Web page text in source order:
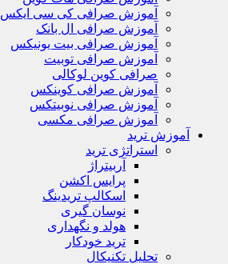
آموزش صرافی کی سی ایکس
آموزش صرافی ال بانک
آموزش صرافی بیت یونیکس
آموزش صرافی توبیت
صرافی کوین لوکالی
آموزش صرافی کوینکس
آموزش صرافی نوبیتکس
آموزش صرافی مکسی
آموزش ترید
استراتژی‌ ترید
آربیتراژ
پرایس اکشن
اسکالپ تریدینگ
نوسان گیری
هولد و نگهداری
ترید خودکار
تحلیل تکنیکال